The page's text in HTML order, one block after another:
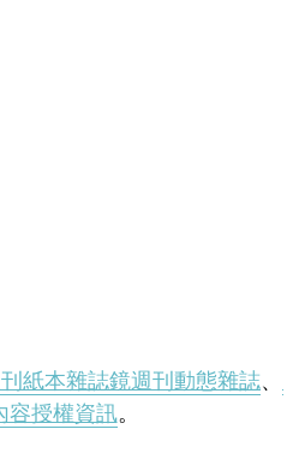
紙本雜誌鏡週刊動態雜誌、
容授權資訊。